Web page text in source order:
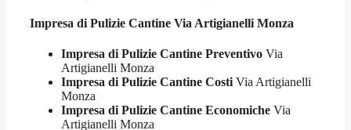
Impresa di Pulizie Cantine Via Artigianelli Monza
Impresa di Pulizie Cantine Preventivo Via
Artigianelli Monza
Impresa di Pulizie Cantine CostiVia Artigianelli
Monza
Impresa di Pulizie Cantine Economiche Via
Artigianelli Monza